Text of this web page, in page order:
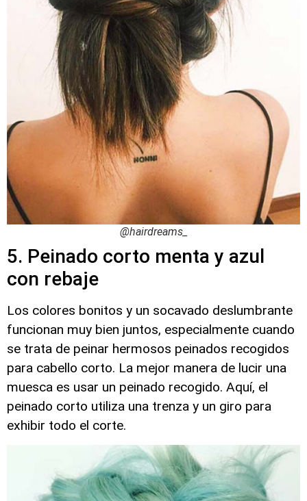
@hairdreams_
5. Peinado corto menta y azul
con rebaje
Los colores bonitos y un socavado deslumbrante
funcionan muy bien juntos, especialmente cuando
se trata de peinar hermosos peinados recogidos
para cabello corto. La mejor manera de lucir una
muesca es usar un peinado recogido. Aquí, el
peinado corto utiliza una trenza y un giro para
exhibir todo el corte.